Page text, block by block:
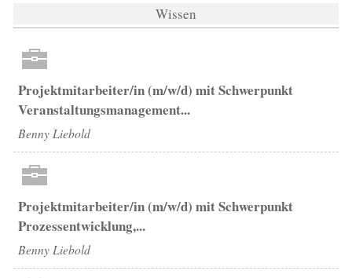
Wissen
Projektmitarbeiter/in (m/w/d) mit Schwerpunkt
Veranstaltungsmanagement...
Benny Liebold
Projektmitarbeiter/in (m/w/d) mit Schwerpunkt
Prozessentwicklung,...
Benny Liebold